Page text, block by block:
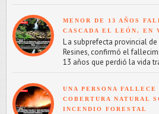
MENOR DE 13 AÑOS
CASCADA EL LEÓN, EN
L a subprefecta provincial de
Resines, confirmó el
13 años que perdió la vida
UNA PERSONA
COBERTURA NATURAL
INCENDIO FORESTAL